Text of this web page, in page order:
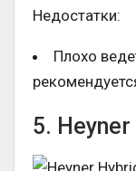
Недостатки:
Плохо
5.